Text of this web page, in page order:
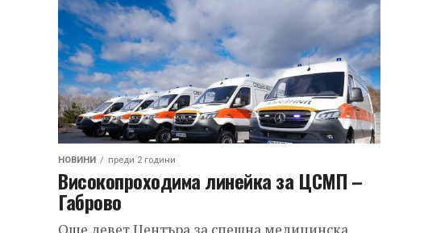
НОВИНИ преди 2 години
Високопроходима линейка за ЦСМП –
Габрово